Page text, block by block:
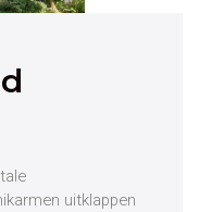
uitklappen